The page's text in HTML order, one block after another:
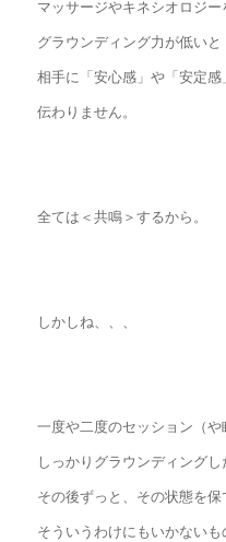
マッサージやキネシオロジー
グラウンディング力が低いと
相手に「安心感」や「安定感
伝わりません。
全ては＜共鳴＞するから。
しかしね、、、
一度や二度のセッション（や
しっかりグラウンディング
その後ずっと、その状態を保
そういうわけにもいかないも